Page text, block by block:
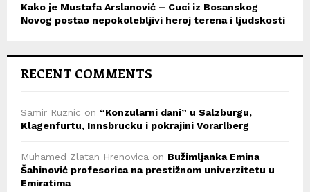
Kako je Mustafa Arslanović – Cuci iz Bosanskog
Novog postao nepokolebljivi heroj terena i ljudskosti
RECENT COMMENTS
Samir Ruznic on “Konzularni dani” u Salzburgu,
Klagenfurtu, Innsbrucku i pokrajini Vorarlberg
Muhamed Zlatan Hrenovica on Bužimljanka Emina
Šahinović profesorica na prestižnom univerzitetu u
Emiratima